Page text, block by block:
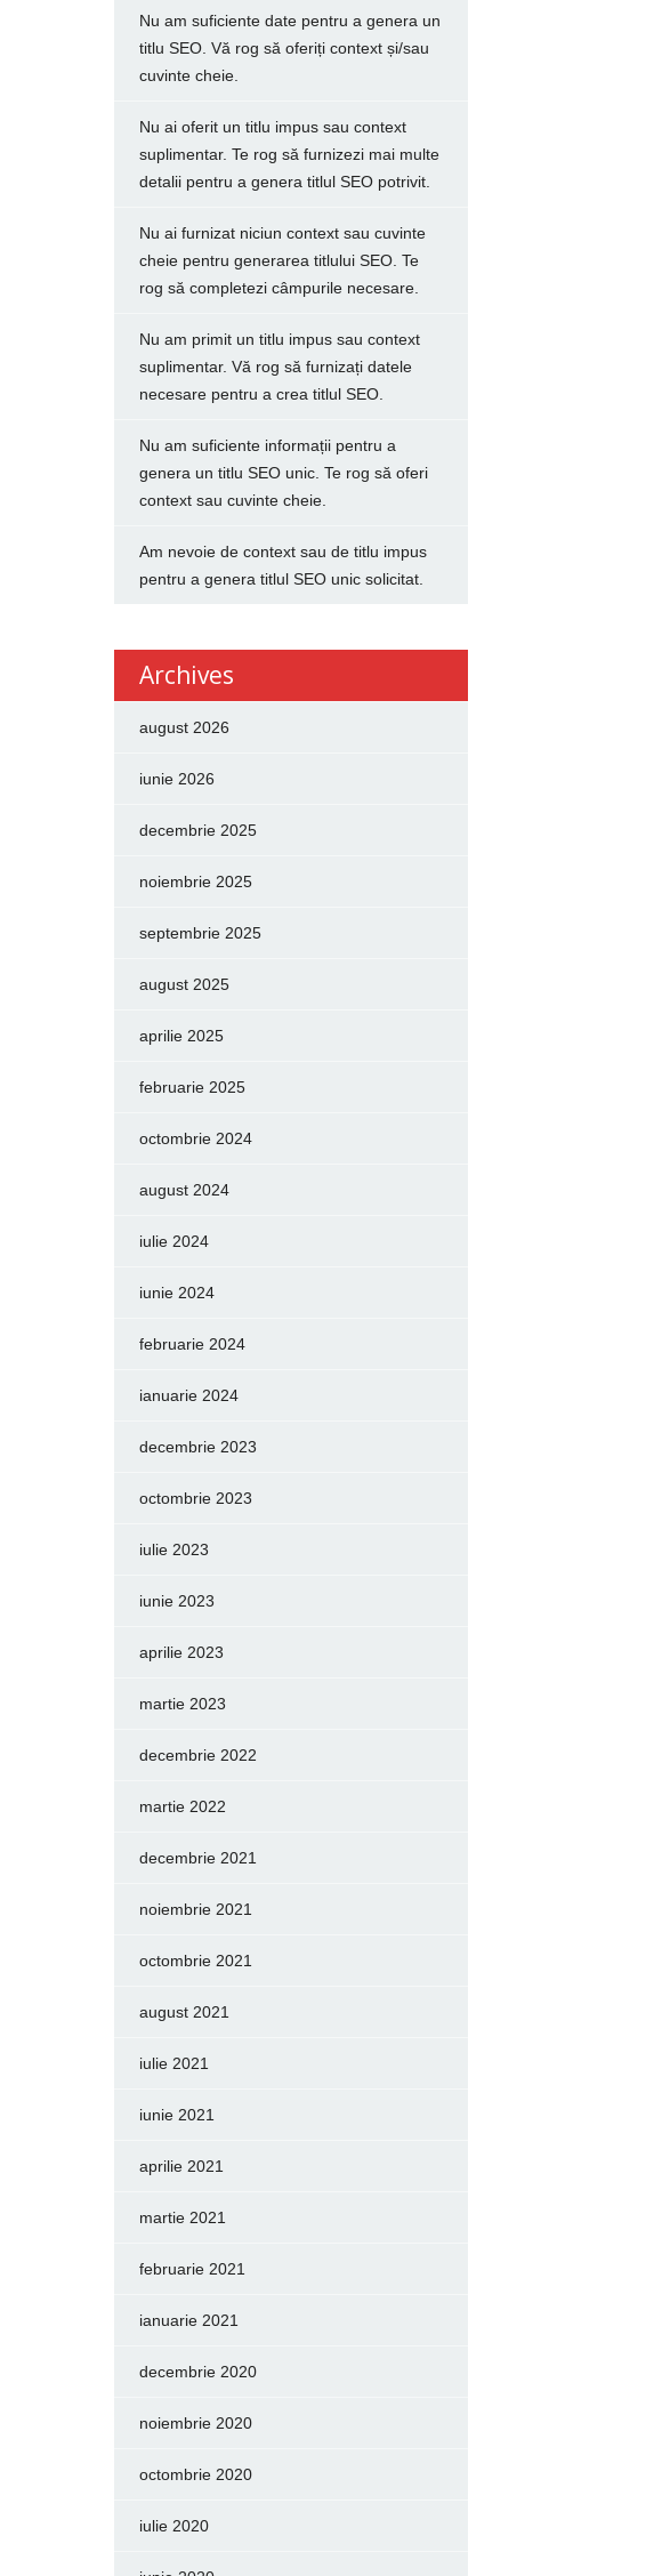
Nu am suficiente date pentru a genera un
titlu SEO. Vă rog să oferiți context și/sau
cuvinte cheie.
Nu ai oferit un titlu impus sau context
suplimentar. Te rog să furnizezi mai multe
detalii pentru a genera titlul SEO potrivit.
Nu ai furnizat niciun context sau cuvinte
cheie pentru generarea titlului SEO. Te
rog să completezi câmpurile necesare.
Nu am primit un titlu impus sau context
suplimentar. Vă rog să furnizați datele
necesare pentru a crea titlul SEO.
Nu am suficiente informații pentru a
genera un titlu SEO unic. Te rog să oferi
context sau cuvinte cheie.
Am nevoie de context sau de titlu impus
pentru a genera titlul SEO unic solicitat.
Archives
august 2026
iunie 2026
decembrie 2025
noiembrie 2025
septembrie 2025
august 2025
aprilie 2025
februarie 2025
octombrie 2024
august 2024
iulie 2024
iunie 2024
februarie 2024
ianuarie 2024
decembrie 2023
octombrie 2023
iulie 2023
iunie 2023
aprilie 2023
martie 2023
decembrie 2022
martie 2022
decembrie 2021
noiembrie 2021
octombrie 2021
august 2021
iulie 2021
iunie 2021
aprilie 2021
martie 2021
februarie 2021
ianuarie 2021
decembrie 2020
noiembrie 2020
octombrie 2020
iulie 2020